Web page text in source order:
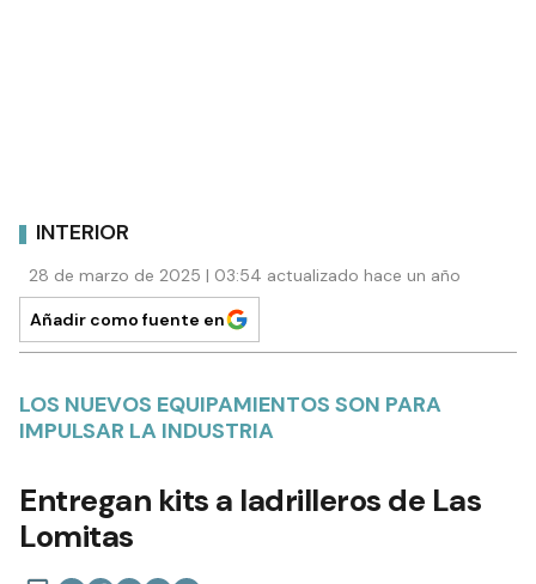
INTERIOR
28 de marzo de 2025 | 03:54 actualizado hace un año
Añadir como fuente en
LOS NUEVOS EQUIPAMIENTOS SON PARA
IMPULSAR LA INDUSTRIA
Entregan kits a ladrilleros de Las
Lomitas